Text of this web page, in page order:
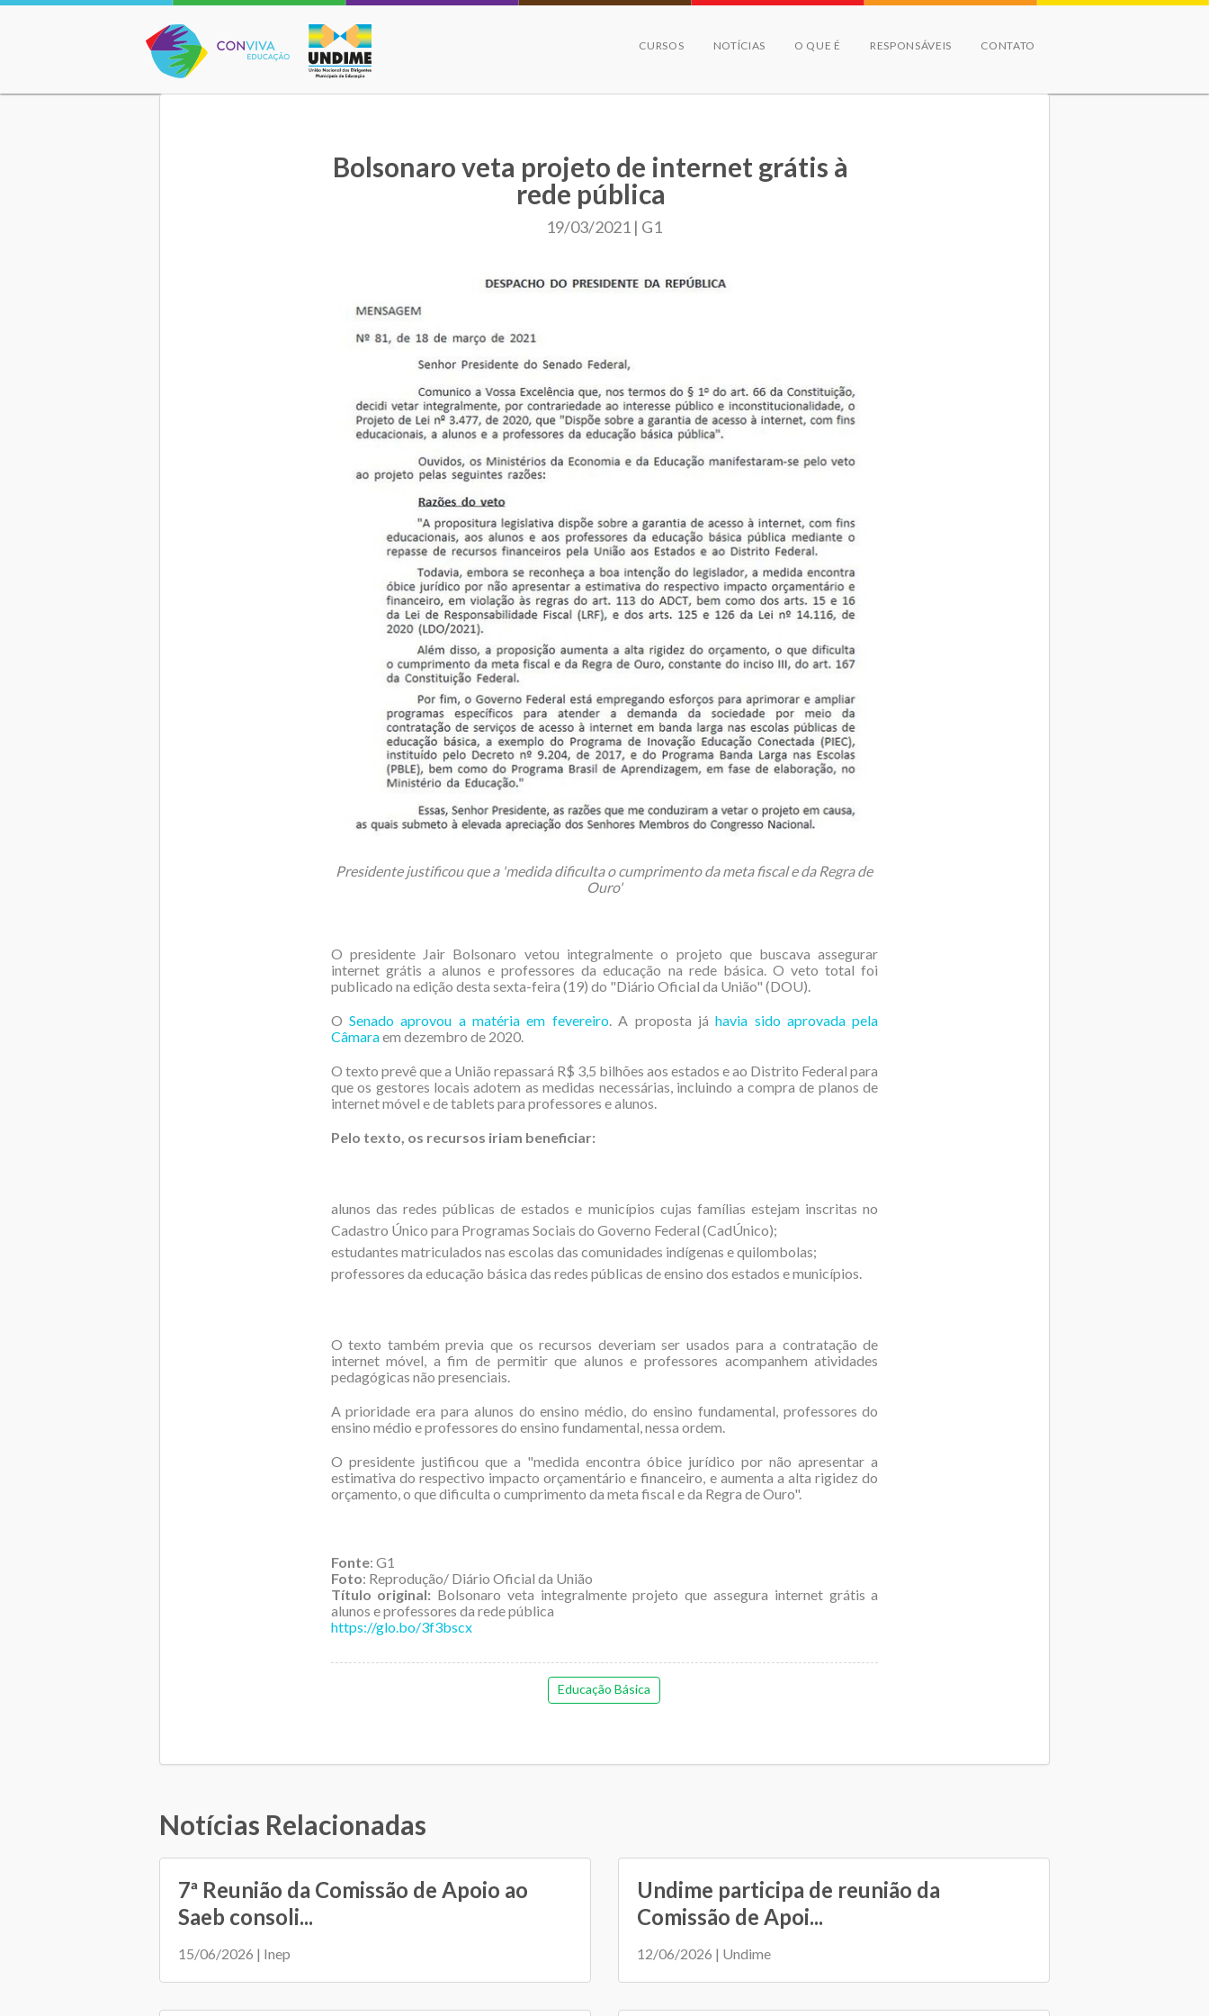
Conviva Educação
CURSOS NOTÍCIAS O QUE É RESPONSÁVEIS CONTATO
Bolsonaro veta projeto de internet grátis à
rede pública
19/03/2021 | G1
Presidente justificou que a 'medida dificulta o cumprimento da meta fiscal e da Regra de
Ouro'
O presidente Jair Bolsonaro vetou integralmente o projeto que buscava assegurar
internet grátis a alunos e professores da educação na rede básica. O veto total foi
publicado na edição desta sexta-feira (19) do "Diário Oficial da União" (DOU).
OSenado aprovou a matéria em fevereiro. A proposta já havia sido aprovada pela
Câmaraem dezembro de 2020.
O texto prevê que a União repassará R$ 3,5 bilhões aos estados e ao Distrito Federal para
que os gestores locais adotem as medidas necessárias, incluindo a compra de planos de
internet móvel e de tablets para professores e alunos.
Pelo texto, os recursos iriam beneficiar:
alunos das redes públicas de estados e municípios cujas famílias estejam inscritas no
Cadastro Único para Programas Sociais do Governo Federal (CadÚnico);
estudantes matriculados nas escolas das comunidades indígenas e quilombolas;
professores da educação básica das redes públicas de ensino dos estados e municípios.
O texto também previa que os recursos deveriam ser usados para a contratação de
internet móvel, a fim de permitir que alunos e professores acompanhem atividades
pedagógicas não presenciais.
A prioridade era para alunos do ensino médio, do ensino fundamental, professores do
ensino médio e professores do ensino fundamental, nessa ordem.
O presidente justificou que a "medida encontra óbice jurídico por não apresentar a
estimativa do respectivo impacto orçamentário e financeiro, e aumenta a alta rigidez do
orçamento, o que dificulta o cumprimento da meta fiscal e da Regra de Ouro".
Fonte: G1
Foto: Reprodução/ Diário Oficial da União
Título original: Bolsonaro veta integralmente projeto que assegura internet grátis a
alunos e professores da rede pública
https://glo.bo/3f3bscx
Educação Básica
Notícias Relacionadas
7ª Reunião da Comissão de Apoio ao
Saeb consoli...
15/06/2026 | Inep
Undime participa de reunião da
Comissão de Apoi...
12/06/2026 | Undime